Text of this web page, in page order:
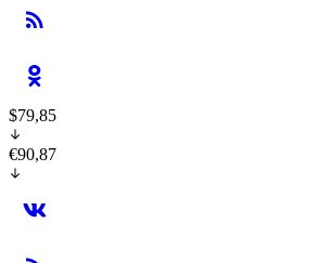
$79,85
€90,87